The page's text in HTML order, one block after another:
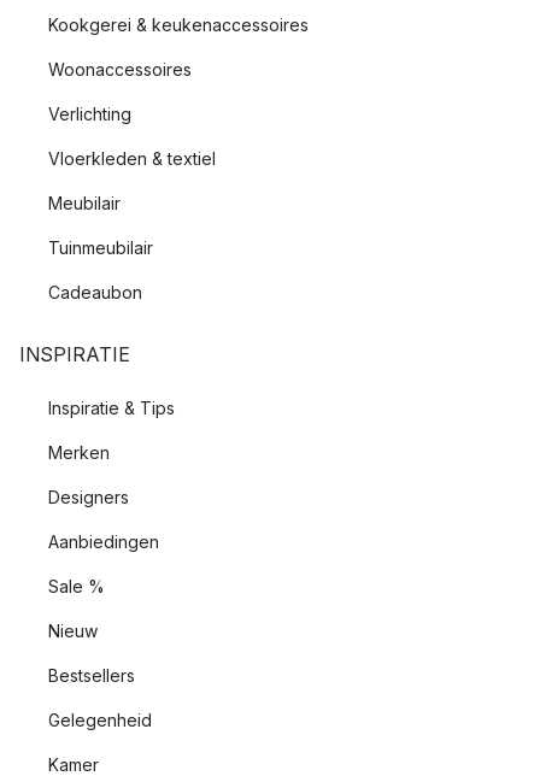
Kookgerei & keukenaccessoires
Woonaccessoires
Verlichting
Vloerkleden & textiel
Meubilair
Tuinmeubilair
Cadeaubon
INSPIRATIE
Inspiratie & Tips
Merken
Designers
Aanbiedingen
Sale %
Nieuw
Bestsellers
Gelegenheid
Kamer